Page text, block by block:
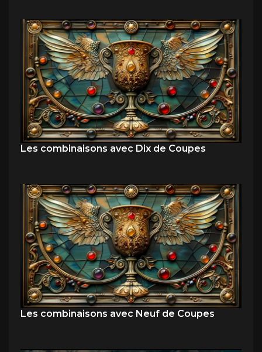
Les combinaisons avec Dix de Coupes
Les combinaisons avec Neuf de Coupes